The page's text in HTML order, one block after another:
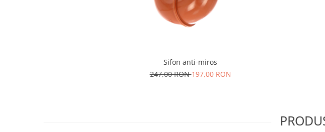
Sifon anti-miros
247,00 RON197,00 RON